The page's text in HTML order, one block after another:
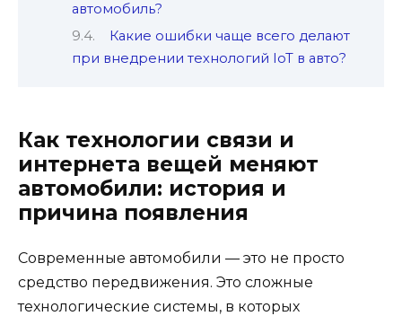
автомобиль?
Какие ошибки чаще всего делают
при внедрении технологий IoT в авто?
Как технологии связи и
интернета вещей меняют
автомобили: история и
причина появления
Современные автомобили — это не просто
средство передвижения. Это сложные
технологические системы, в которых